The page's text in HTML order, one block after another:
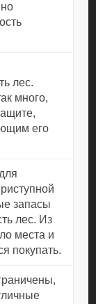
лес.
много,
его
запасы
лес. Из
места и
покупать.